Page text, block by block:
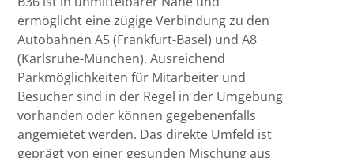
ermöglicht eine zügige Verbindung zu den
Autobahnen A5 (Frankfurt-Basel) und A8
(Karlsruhe-München). Ausreichend
Parkmöglichkeiten für Mitarbeiter und
Besucher sind in der Regel in der Umgebung
vorhanden oder können gegebenenfalls
angemietet werden. Das direkte Umfeld ist
geprägt von einer gesunden Mischung aus